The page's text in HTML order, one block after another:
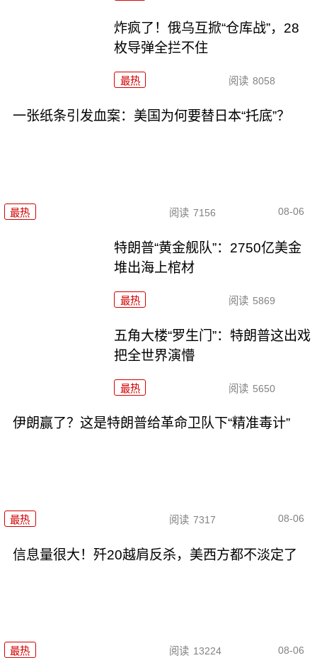
炸疯了！俄乌互掀“仓库战”，28
枚导弹全拦不住
最热 阅读 8058
一张纸条引发血案：美国为何要替日本“托底”？
最热 阅读 7156 08-06
特朗普“黄金舰队”：2750亿美金
堆出海上棺材
最热 阅读 5869
五角大楼“罗生门”：特朗普这出戏
把全世界演懵
最热 阅读 5650
伊朗赢了？这是特朗普给革命卫队下“精准毒计”
最热 阅读 7317 08-06
信息量很大！歼20越肩反杀，美西方都不淡定了
最热 阅读 13224 08-06